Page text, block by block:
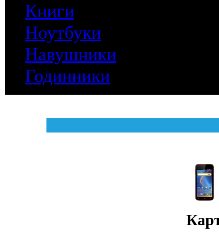
Книги
Ноутбуки
Навушники
Годинники